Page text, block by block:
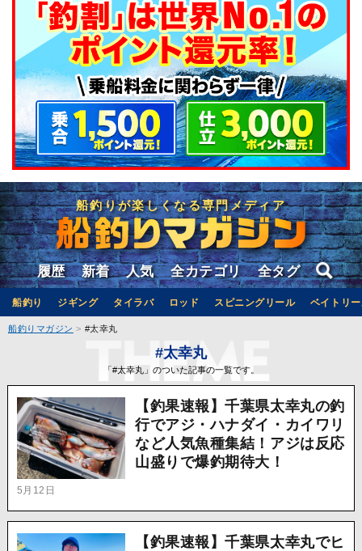
船釣りが楽しくなる専門メディア
履歴 新着 人気 全カテゴリ 全タグ
船釣り ジギング タイラバ ロッド スピニングリール ベイトリ
船釣りマガジン #太幸丸
#太幸丸
「#太幸丸」のついた記事の一覧です。
5月12日
【釣果速報】千葉県太幸丸の釣
行でアジ・ハナダイ・カイワリ
など人気魚種集結！アジは反応
山盛りで爆釣期待大！
【釣果速報】千葉県太幸丸でヒ